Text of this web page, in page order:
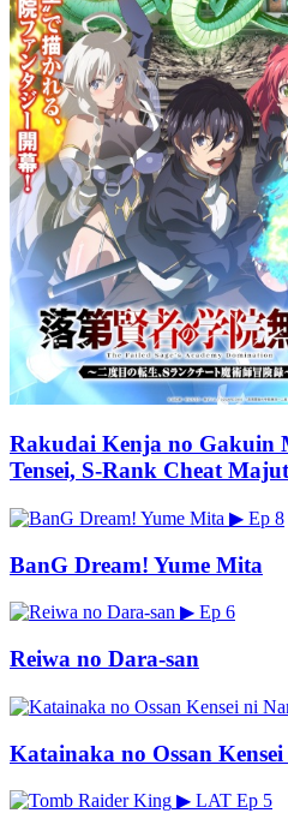
Rakudai Kenja no Gakuin
Tensei, S-Rank Cheat
▶ Ep 8
BanG Dream! Yume Mita
▶ Ep 6
Reiwa no Dara-san
Katainaka no Ossan
▶ LAT Ep 5